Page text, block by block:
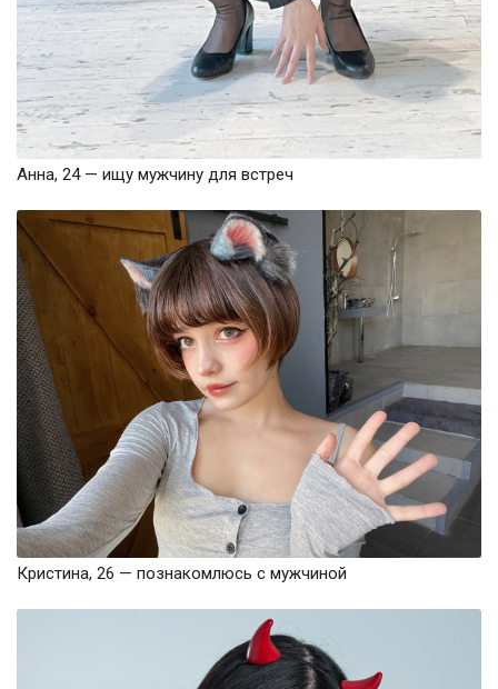
Анна, 24 — ищу мужчину для встреч
Кристина, 26 — познакомлюсь с мужчиной